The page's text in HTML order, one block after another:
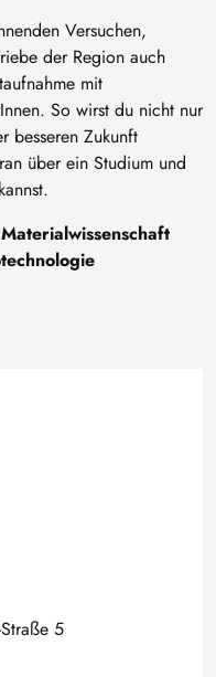
Versuchen,
der Region auch
mit
So wirst du nicht nur
besseren Zukunft
über ein Studium und
5